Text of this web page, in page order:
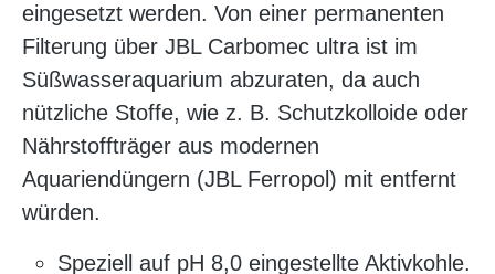
eingesetzt werden. Von einer permanenten
Filterung über JBL Carbomec ultra ist im
Süßwasseraquarium abzuraten, da auch
nützliche Stoffe, wie z. B. Schutzkolloide oder
Nährstoffträger aus modernen
Aquariendüngern (JBL Ferropol) mit entfernt
würden.
Speziell auf pH 8,0 eingestellte Aktivkohle.